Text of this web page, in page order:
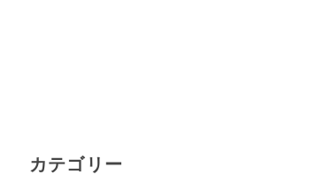
カテゴリー